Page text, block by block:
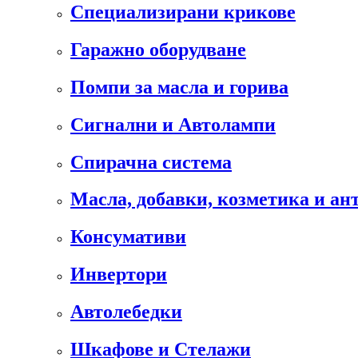
Специализирани крикове
Гаражно оборудване
Помпи за масла и горива
Сигнални и Автолампи
Спирачна система
Масла, добавки, козметика и
Консумативи
Инвертори
Автолебедки
Шкафове и Стелажи